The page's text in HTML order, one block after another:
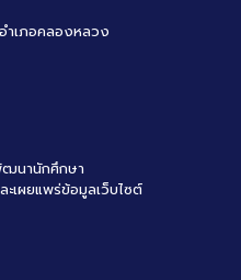
เภอคลองหลวง
นานักศึกษา
เผยแพร่ข้อมูลเว็บไซต์